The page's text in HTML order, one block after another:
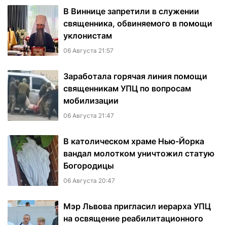
В Виннице запретили в служении
священника, обвиняемого в помощи
уклонистам
06 Августа 21:57
Заработала горячая линия помощи
священникам УПЦ по вопросам
мобилизации
06 Августа 21:47
В католическом храме Нью-Йорка
вандал молотком уничтожил статую
Богородицы
06 Августа 20:47
Мэр Львова пригласил иерарха УПЦ
на освящение реабилитационного